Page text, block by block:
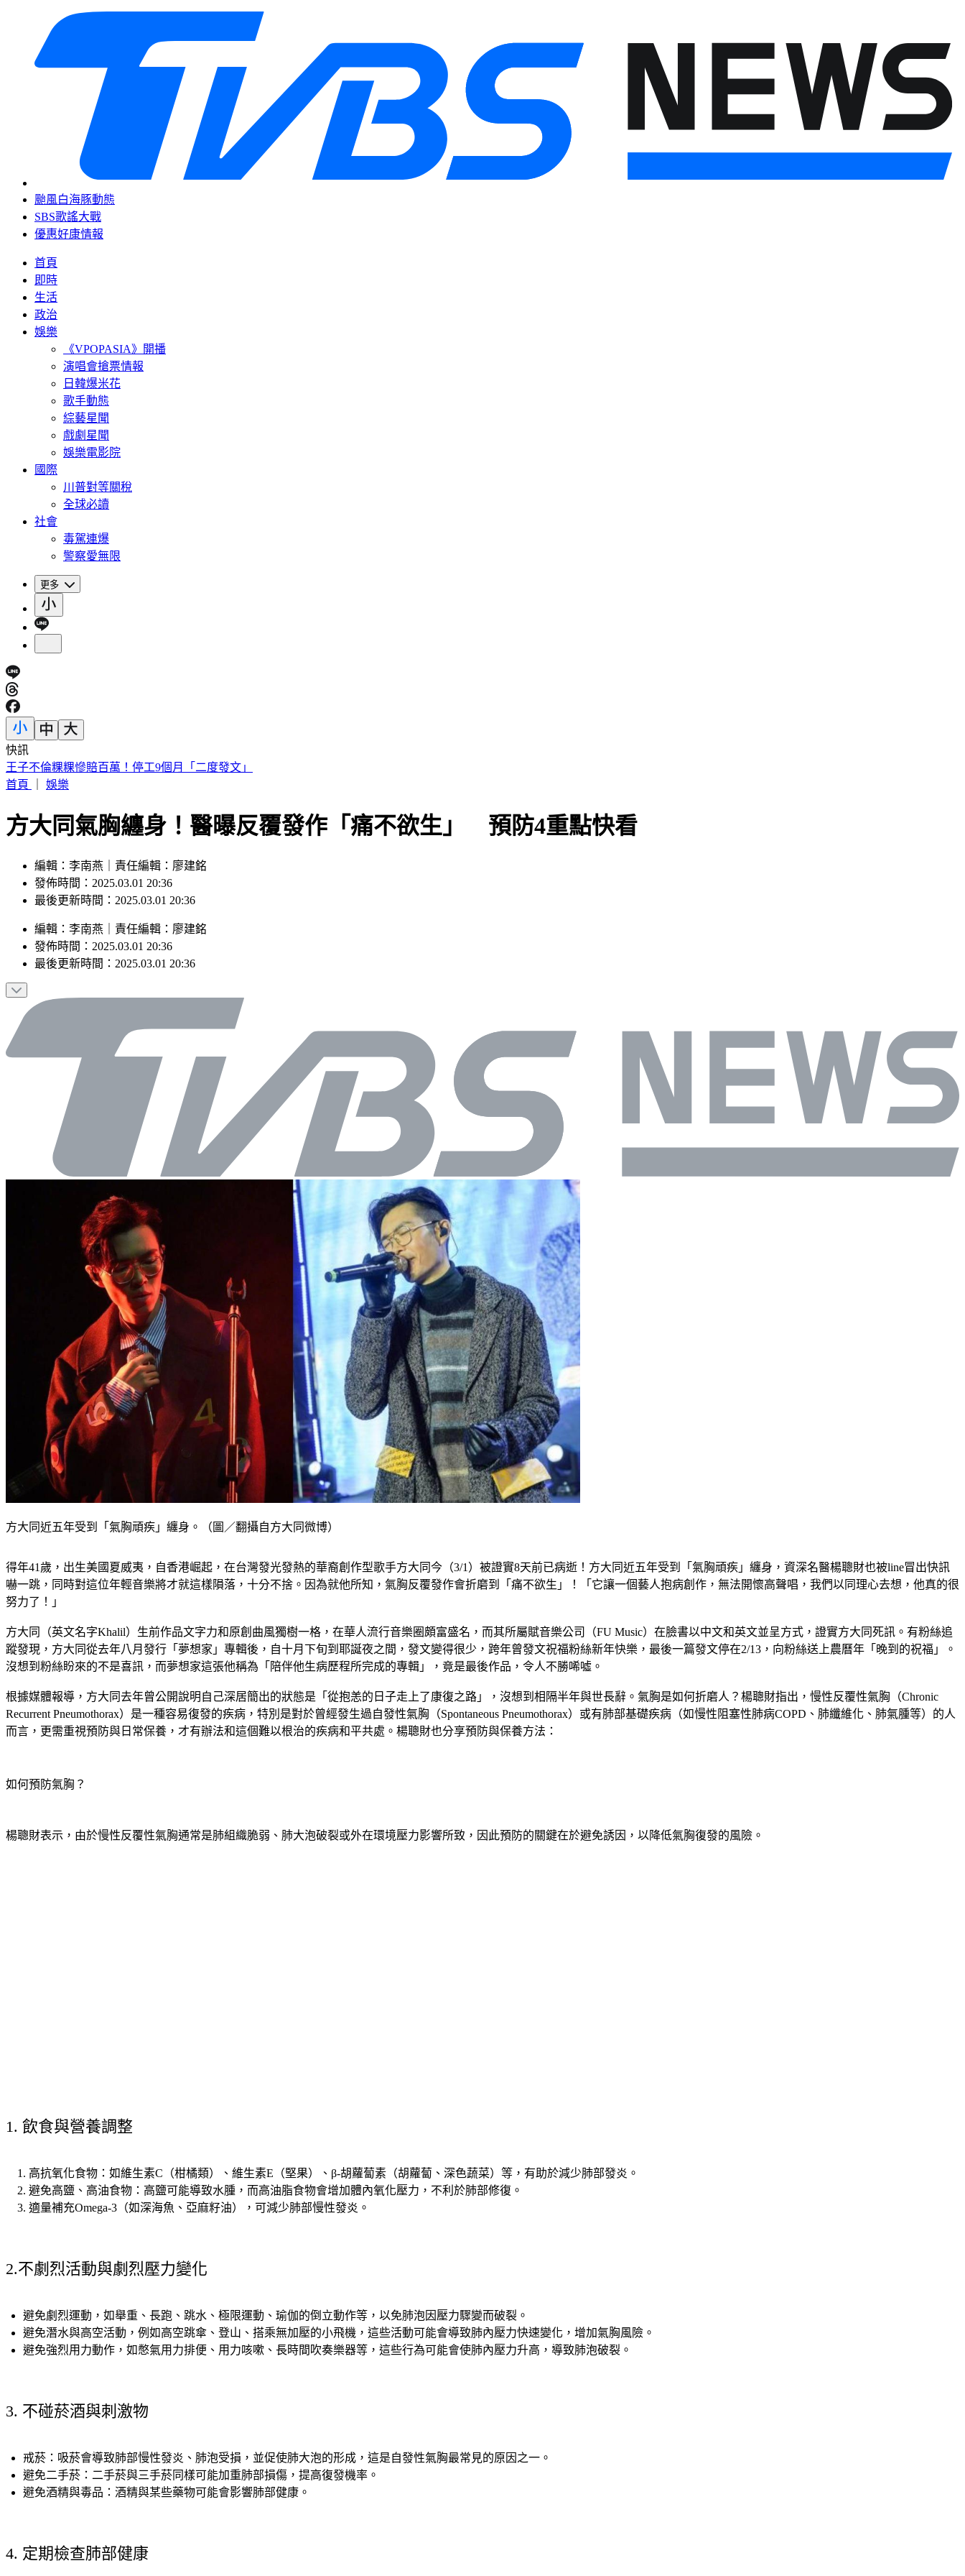
颱風白海豚動態
SBS歌謠大戰
優惠好康情報
首頁
即時
生活
政治
娛樂
《VPOPASIA》開播
演唱會搶票情報
日韓爆米花
歌手動態
綜藝星聞
戲劇星聞
娛樂電影院
國際
川普對等關稅
全球必讀
社會
毒駕連爆
警察愛無限
更多
快訊
王子不倫粿粿慘賠百萬！停工9個月「二度發文」
首頁
娛樂
方大同氣胸纏身！醫曝反覆發作「痛不欲生」 預防4重點快看
編輯：李南燕｜責任編輯：廖建銘
發佈時間：2025.03.01 20:36
最後更新時間：2025.03.01 20:36
編輯 ： 李南燕 責任編輯 ： 廖建銘
發佈時間： 2025.03.01 20:36
最後更新時間： 2025.03.01 20:36
方大同近五年受到「氣胸頑疾」纏身。（圖／翻攝自方大同微博）
得年41歲，出生美國夏威夷，自香港崛起，在台灣發光發熱的華裔創作型歌手方大同今（3/1）被證實8天前已病逝！方大同近五年受到「氣胸頑疾」纏身，資深名醫楊聰財也被line冒出快訊
嚇一跳，同時對這位年輕音樂將才就這樣隕落，十分不捨。因為就他所知，氣胸反覆發作會折磨到「痛不欲生」！「它讓一個藝人抱病創作，無法開懷高聲唱，我們以同理心去想，他真的很
努力了！」
方大同（英文名字Khalil）生前作品文字力和原創曲風獨樹一格，在華人流行音樂圈頗富盛名，而其所屬賦音樂公司（FU Music）在臉書以中文和英文並呈方式，證實方大同死訊。有粉絲追
蹤發現，方大同從去年八月發行「夢想家」專輯後，自十月下旬到耶誕夜之間，發文變得很少，跨年曾發文祝福粉絲新年快樂，最後一篇發文停在2/13，向粉絲送上農曆年「晚到的祝福」。
沒想到粉絲盼來的不是喜訊，而夢想家這張他稱為「陪伴他生病歷程所完成的專輯」，竟是最後作品，令人不勝唏噓。
根據媒體報導，方大同去年曾公開說明自己深居簡出的狀態是「從抱恙的日子走上了康復之路」，沒想到相隔半年與世長辭。氣胸是如何折磨人？楊聰財指出，慢性反覆性氣胸（Chronic
Recurrent Pneumothorax）是一種容易復發的疾病，特別是對於曾經發生過自發性氣胸（Spontaneous Pneumothorax）或有肺部基礎疾病（如慢性阻塞性肺病COPD、肺纖維化、肺氣腫等）的人
而言，更需重視預防與日常保養，才有辦法和這個難以根治的疾病和平共處。楊聰財也分享預防與保養方法：
如何預防氣胸？
楊聰財表示，由於慢性反覆性氣胸通常是肺組織脆弱、肺大泡破裂或外在環境壓力影響所致，因此預防的關鍵在於避免誘因 ，以降低氣胸復發的風險。
1. 飲食與營養調整
高抗氧化食物 ：如維生素C（柑橘類）、維生素E（堅果）、β-胡蘿蔔素（胡蘿蔔、深色蔬菜）等，有助於減少肺部發炎。
避免高鹽、高油食物 ：高鹽可能導致水腫，而高油脂食物會增加體內氧化壓力，不利於肺部修復。
適量補充Omega-3 （如深海魚、亞麻籽油），可減少肺部慢性發炎。
2.不劇烈活動與劇烈壓力變化
避免劇烈運動，如舉重、長跑、跳水、極限運動、瑜伽的倒立動作等，以免肺泡因壓力驟變而破裂。
避免潛水與高空活動，例如高空跳傘、登山、搭乘無加壓的小飛機，這些活動可能會導致肺內壓力快速變化，增加氣胸風險。
避免強烈用力動作，如憋氣用力排便、用力咳嗽、長時間吹奏樂器等，這些行為可能會使肺內壓力升高，導致肺泡破裂。
3. 不碰菸酒與刺激物
戒菸：吸菸會導致肺部慢性發炎、肺泡受損，並促使肺大泡的形成，這是自發性氣胸最常見的原因之一。
避免二手菸：二手菸與三手菸同樣可能加重肺部損傷，提高復發機率。
避免酒精與毒品：酒精與某些藥物可能會影響肺部健康。
4. 定期檢查肺部健康